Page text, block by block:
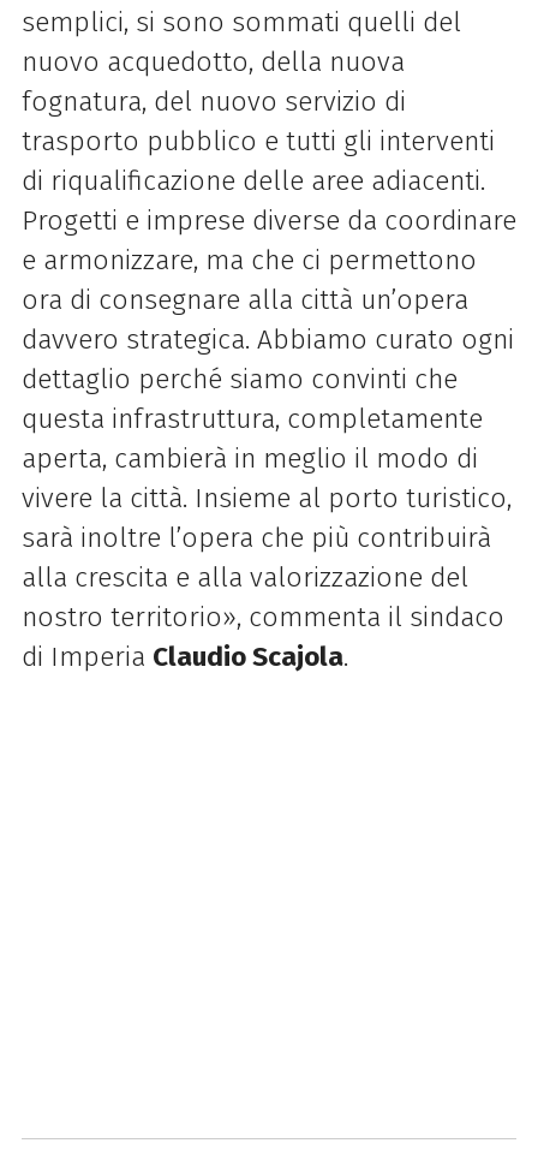
semplici, si sono sommati quelli del
nuovo acquedotto, della nuova
fognatura, del nuovo servizio di
trasporto pubblico e tutti gli interventi
di riqualificazione delle aree adiacenti.
Progetti e imprese diverse da coordinare
e armonizzare, ma che ci permettono
ora di consegnare alla città un’opera
davvero strategica. Abbiamo curato ogni
dettaglio perché siamo convinti che
questa infrastruttura, completamente
aperta, cambierà in meglio il modo di
vivere la città. Insieme al porto turistico,
sarà inoltre l’opera che più contribuirà
alla crescita e alla valorizzazione del
nostro territorio», commenta il sindaco
di Imperia Claudio Scajola.